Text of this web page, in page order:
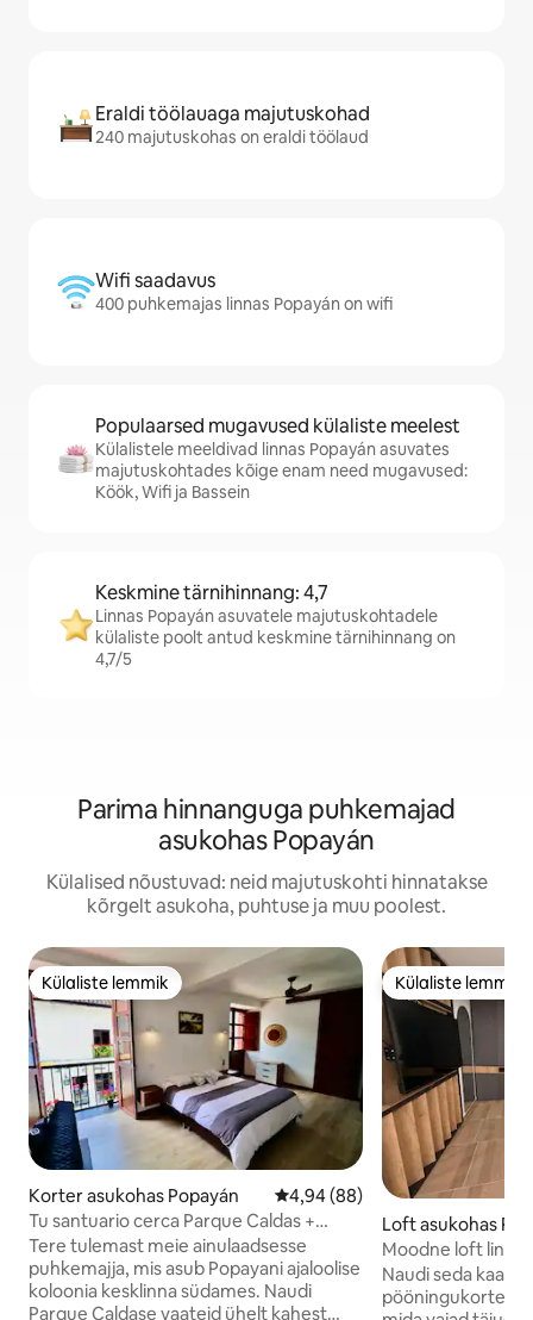
Eraldi töölauaga majutuskohad
240 majutuskohas on eraldi töölaud
Wifi saadavus
400 puhkemajas linnas Popayán on wifi
Populaarsed mugavused külaliste meelest
Külalistele meeldivad linnas Popayán asuvates
majutuskohtades kõige enam need mugavused:
Köök, Wifi ja Bassein
Keskmine tärnihinnang: 4,7
Linnas Popayán asuvatele majutuskohtadele
külaliste poolt antud keskmine tärnihinnang on
4,7/5
Parima hinnanguga puhkemajad
asukohas Popayán
Külalised nõustuvad: neid majutuskohti hinnatakse
kõrgelt asukoha, puhtuse ja muu poolest.
Külaliste lemmik
Külaliste lemmik
Korter asukohas Popayán Keskmine hinnang 4,94/5, 88
4,94 (88)
Tu santuario cerca Parque Caldas +
lauapall
Tere tulemast meie ainulaadsesse
puhkemajja, mis asub Popayani ajaloolise
koloonia kesklinna südames. Naudi
Parque Caldase vaateid ühelt kahest
Külaliste lemmik
Külaliste lemmik
Loft asukohas
Moodne loft linna
Naudi seda
pööningukorterit,